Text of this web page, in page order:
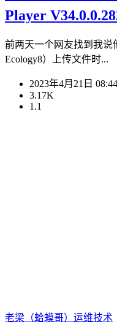
Player
前两天一个网友找到我说
Ecology8）上传文件时...
2023年4月21日
3.17K
1.1
老梁（蛤蟆哥） 运维技术